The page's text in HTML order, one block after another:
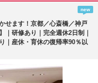
new
せます！京都／心斎橋／神戸
｜研修あり｜完全週休2日制｜
｜産休・育休の復帰率90％以